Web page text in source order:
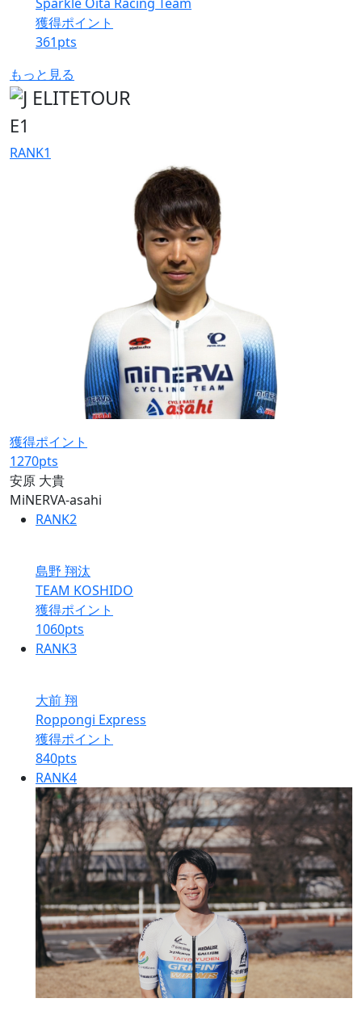
獲得ポイント
361pts
もっと見る
E1
RANK1
獲得ポイント
1270pts
安原 大貴
MiNERVA-asahi
RANK2
島野 翔汰
TEAM KOSHIDO
獲得ポイント
1060pts
RANK3
大前 翔
Roppongi Express
獲得ポイント
840pts
RANK4